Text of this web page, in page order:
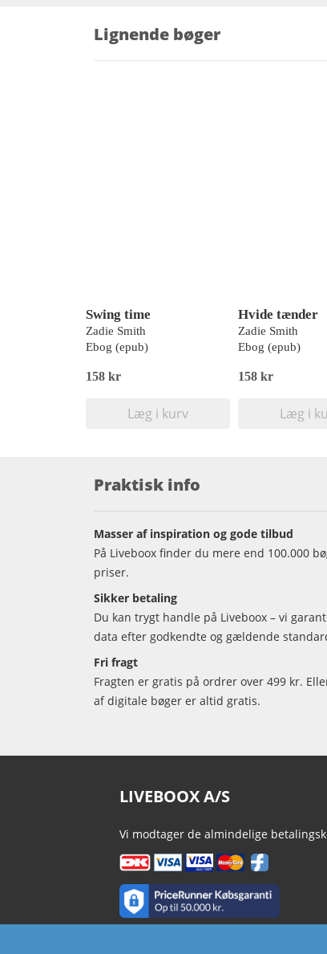
Lignende bøger
Swing time
Zadie Smith
Ebog (epub)
158 kr
Læg i kurv
Hvide tænder
Zadie Smith
Ebog (epub)
158 kr
Læg i
Praktisk info
Masser af inspiration og gode tilbud
På Liveboox finder du mere end 100.000
priser.
Sikker betaling
Du kan trygt handle på Liveboox – vi
data efter godkendte og gældende
Fri fragt
Fragten er gratis på ordrer over 499 kr.
af digitale bøger er altid gratis.
LIVEBOOX A/S
Vi modtager de almindelige